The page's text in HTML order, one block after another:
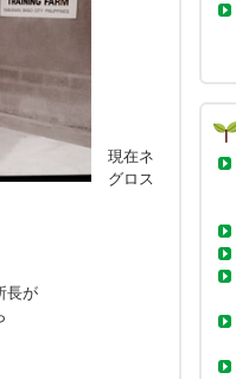
現在ネ
グロス
長が